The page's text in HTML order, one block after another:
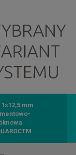
1x12,5 mm